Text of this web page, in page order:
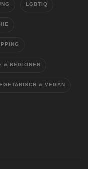
LGBTIQ
& REGIONEN
& VEGAN